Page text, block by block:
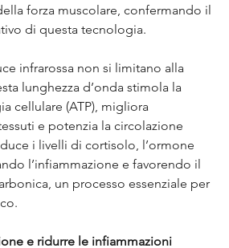
forza muscolare, confermando il
di questa tecnologia.
infrarossa non si limitano alla
lunghezza d’onda stimola la
cellulare (ATP), migliora
e potenzia la circolazione
i livelli di cortisolo, l’ormone
l’infiammazione e favorendo il
un processo essenziale per
e ridurre le infiammazioni